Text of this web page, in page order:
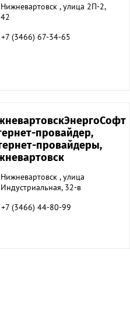
Нижневартовск , улица 2П-2,
42
+7 (3466) 67-34-65
провайдер,
провайдеры,
Нижневартовск , улица
Индустриальная, 32-в
+7 (3466) 44-80-99